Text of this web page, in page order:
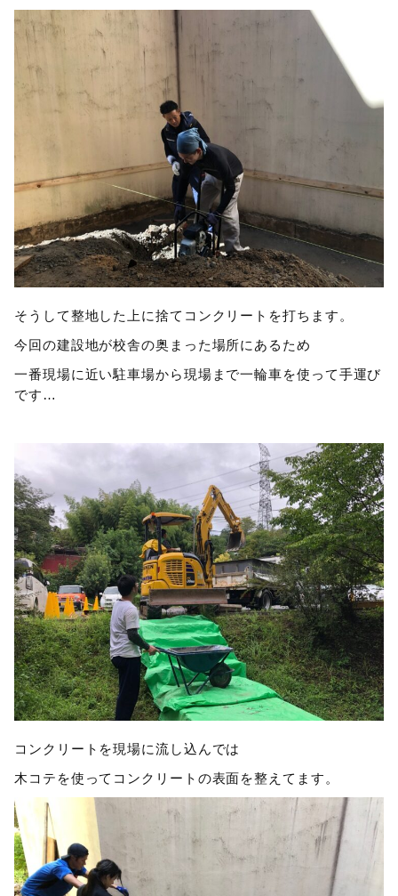
そうして整地した上に捨てコンクリートを打ちます。
今回の建設地が校舎の奥まった場所にあるため
一番現場に近い駐車場から現場まで一輪車を使って手運び
です…
コンクリートを現場に流し込んでは
木コテを使ってコンクリートの表面を整えてます。